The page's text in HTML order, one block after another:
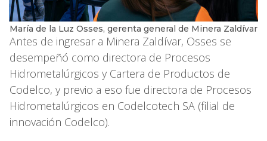
María de la Luz Osses, gerenta general de Minera Zaldívar
Antes de ingresar a Minera Zaldívar, Osses se
desempeñó como directora de Procesos
Hidrometalúrgicos y Cartera de Productos de
Codelco, y previo a eso fue directora de Procesos
Hidrometalúrgicos en Codelcotech SA (filial de
innovación Codelco).